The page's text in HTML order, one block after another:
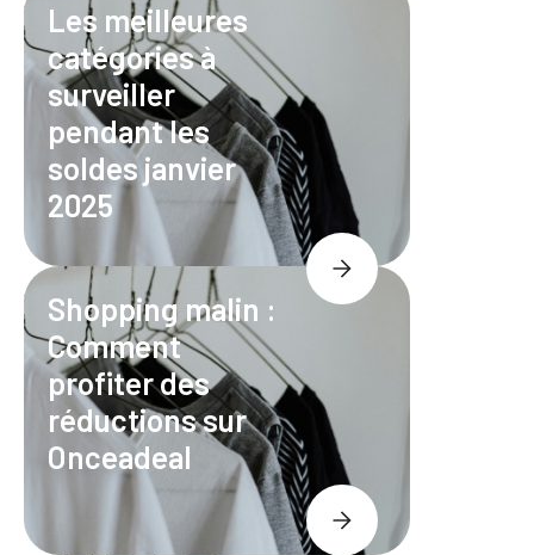
Les meilleures
catégories à
surveiller
pendant les
soldes janvier
2025
Shopping malin :
Comment
profiter des
réductions sur
Onceadeal